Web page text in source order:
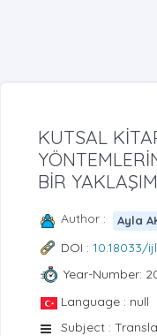
KUTSAL
BİR YAKLAŞIM
Author : Ayla
DOI : 10.18033/
Year-Number:
Language : null
Subject :